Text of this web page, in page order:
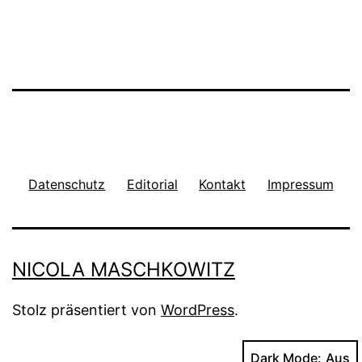
Datenschutz Editorial Kontakt Impressum
NICOLA MASCHKOWITZ
Stolz präsentiert von WordPress.
Dark Mode: